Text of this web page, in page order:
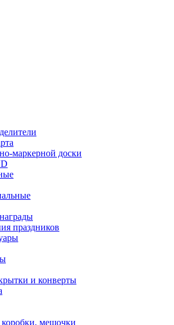
маркерной доски
праздников
и конверты
мешочки